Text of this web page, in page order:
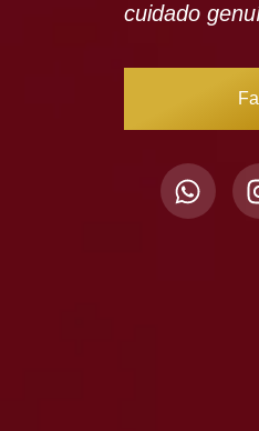
cuidado